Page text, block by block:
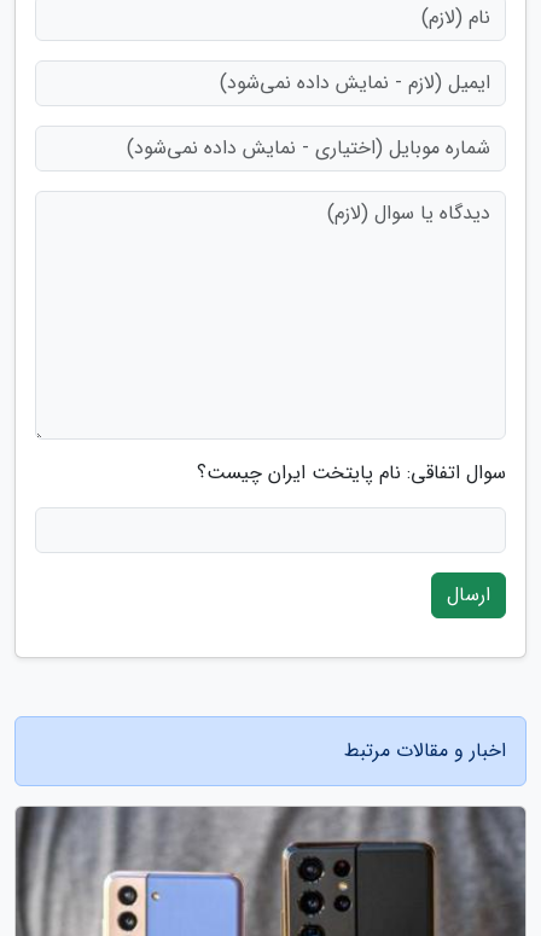
سوال اتفاقی: نام پایتخت ایران چیست؟
ارسال
اخبار و مقالات مرتبط